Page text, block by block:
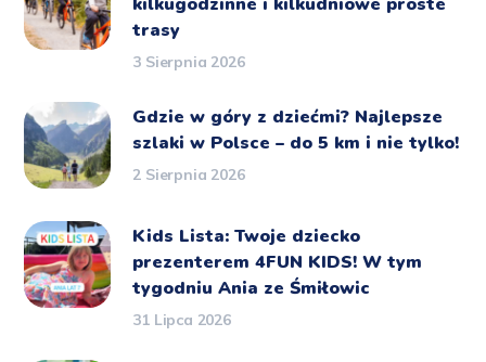
trasy
3 Sierpnia 2026
Gdzie w góry z dziećmi? Najlepsze
szlaki w Polsce – do 5 km i nie tylko!
2 Sierpnia 2026
Kids Lista: Twoje dziecko
prezenterem 4FUN KIDS! W tym
tygodniu Ania ze Śmiłowic
31 Lipca 2026